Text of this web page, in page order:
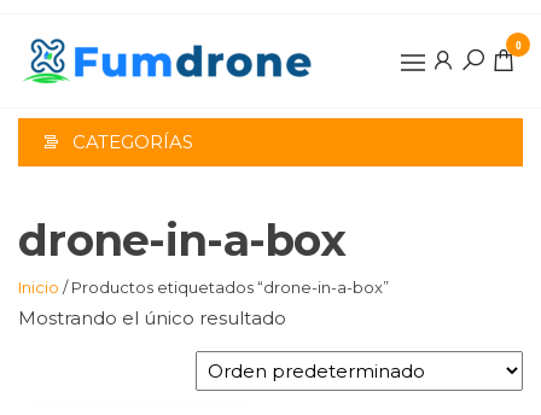
contenido
0
CATEGORÍAS
drone-in-a-box
Inicio / Productos etiquetados “drone-in-a-box”
Mostrando el único resultado